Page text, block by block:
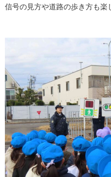
信号の見方や道路の歩き方も楽